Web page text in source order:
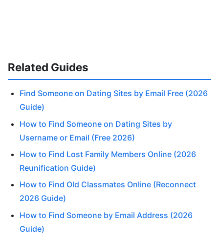
Related Guides
Find Someone on Dating Sites by Email Free (2026
Guide)
How to Find Someone on Dating Sites by
Username or Email (Free 2026)
How to Find Lost Family Members Online (2026
Reunification Guide)
How to Find Old Classmates Online (Reconnect
2026 Guide)
How to Find Someone by Email Address (2026
Guide)